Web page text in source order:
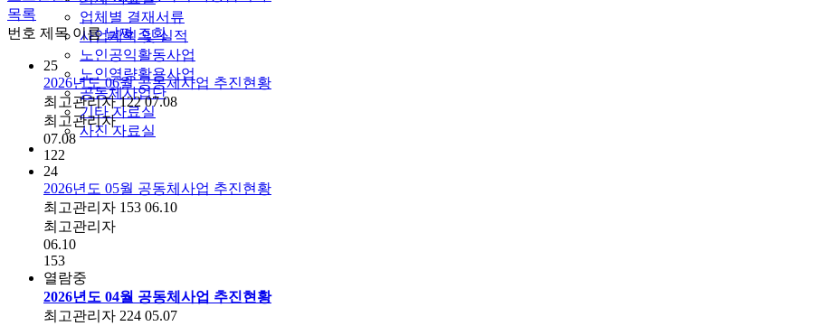
업체별 결재서류
사업계획 및 실적
노인공익활동사업
노인역량활용사업
공동체사업단
기타 자료실
사진 자료실
목록
번호 제목 이름 날짜 조회
25
2026년도 06월 공동체사업 추진현황
최고관리자 122 07.08
최고관리자
07.08
122
24
2026년도 05월 공동체사업 추진현황
최고관리자 153 06.10
최고관리자
06.10
153
열람중
2026년도 04월 공동체사업 추진현황
최고관리자 224 05.07